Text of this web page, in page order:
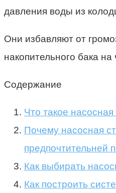
давления воды из
Они избавляют от
накопительного бака на
Содержание
Что такое насосная
Почему насосная
предпочтительней
Как выбирать
Как построить